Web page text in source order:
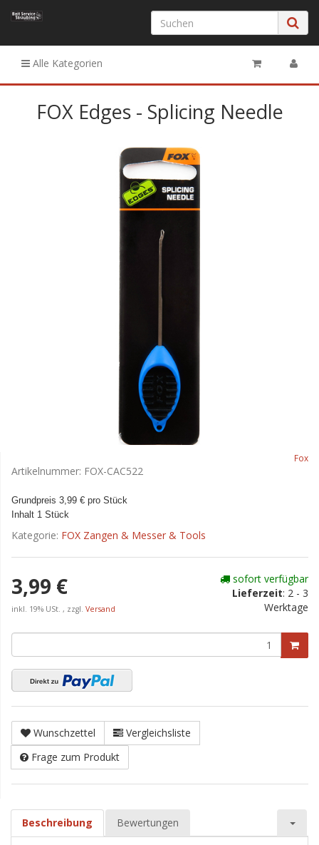
Alle Kategorien
FOX Edges - Splicing Needle
Fox
Artikelnummer: FOX-CAC522
Grundpreis 3,99 € pro Stück
Inhalt 1 Stück
Kategorie: FOX Zangen & Messer & Tools
3,99 €
inkl. 19% USt. , zzgl. Versand
sofort verfügbar
Lieferzeit: 2 - 3
Werktage
Wunschzettel
Vergleichsliste
Frage zum Produkt
Beschreibung Bewertungen